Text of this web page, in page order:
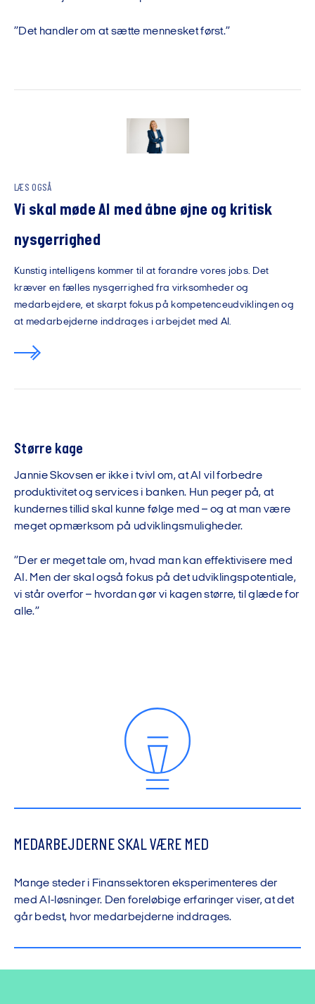
”Det handler om at sætte mennesket først.”
LÆS OGSÅ
Vi skal møde AI med åbne øjne og kritisk
nysgerrighed
Kunstig intelligens kommer til at forandre vores jobs. Det
kræver en fælles nysgerrighed fra virksomheder og
medarbejdere, et skarpt fokus på kompetenceudviklingen og
at medarbejderne inddrages i arbejdet med AI.
Større kage
Jannie Skovsen er ikke i tvivl om, at AI vil forbedre
produktivitet og services i banken. Hun peger på, at
kundernes tillid skal kunne følge med – og at man være
meget opmærksom på udviklingsmuligheder.
”Der er meget tale om, hvad man kan effektivisere med
AI. Men der skal også fokus på det udviklingspotentiale,
vi står overfor – hvordan gør vi kagen større, til glæde for
alle.”
MEDARBEJDERNE SKAL VÆRE MED
Mange steder i Finanssektoren eksperimenteres der
med AI-løsninger. Den foreløbige erfaringer viser, at det
går bedst, hvor medarbejderne inddrages.